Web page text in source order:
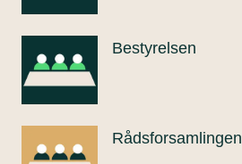
Bestyrelsen
Rådsforsamlingen